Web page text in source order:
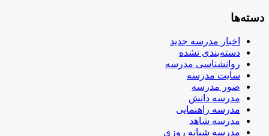
دسته‌ها
اخبار مدرسه جدید
دسته‌بندی نشده
روانشناسی مدرسه
سایت مدرسه
صور مدرسه
مدرسه دانش
مدرسه راهنمایی
مدرسه شاهد
مدرسه شبانه روزی